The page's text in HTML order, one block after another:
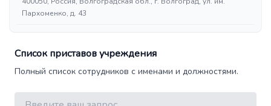
Пархоменко, д. 43
Список приставов учреждения
Полный список сотрудников с именами и должностями.
Поиск